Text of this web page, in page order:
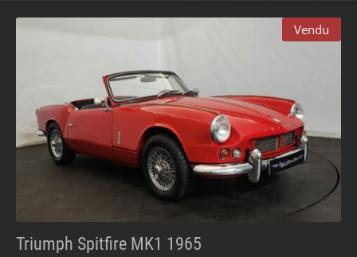
Triumph Spitfire MK1 1965
Vendu